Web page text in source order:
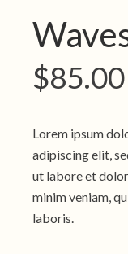
$85.00
Lorem ipsum
adipiscing elit,
ut labore et
minim veniam,
laboris.